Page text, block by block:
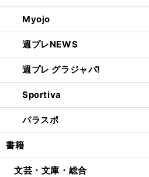
Myojo
週プレNEWS
週プレ グラジャパ!
Sportiva
パラスポ
書籍
文芸・文庫・総合